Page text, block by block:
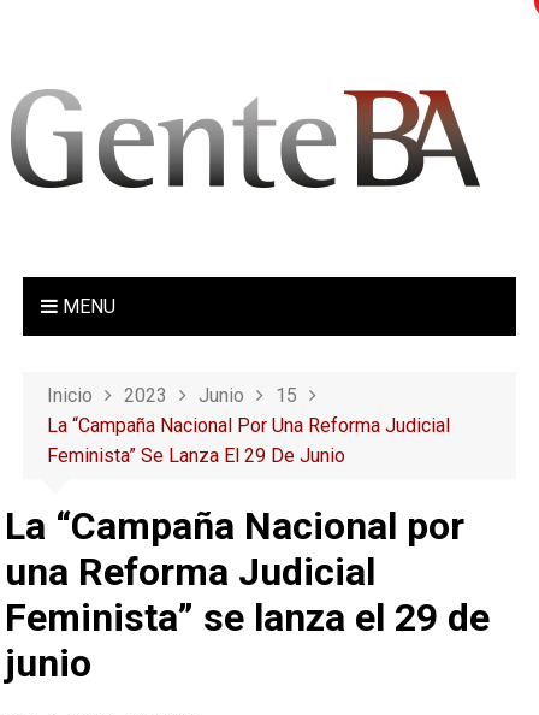
MENU
Inicio 2023 Junio
15
La “Campaña Nacional Por Una Reforma Judicial
Feminista” Se Lanza El 29 De Junio
La “Campaña Nacional por
una Reforma Judicial
Feminista” se lanza el 29 de
junio